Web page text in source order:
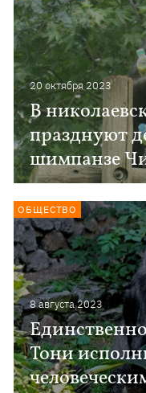
20 октября 2023
В
празднуют
шимпанзе
8 августа 2023
Тони
ОБЩЕСТВО